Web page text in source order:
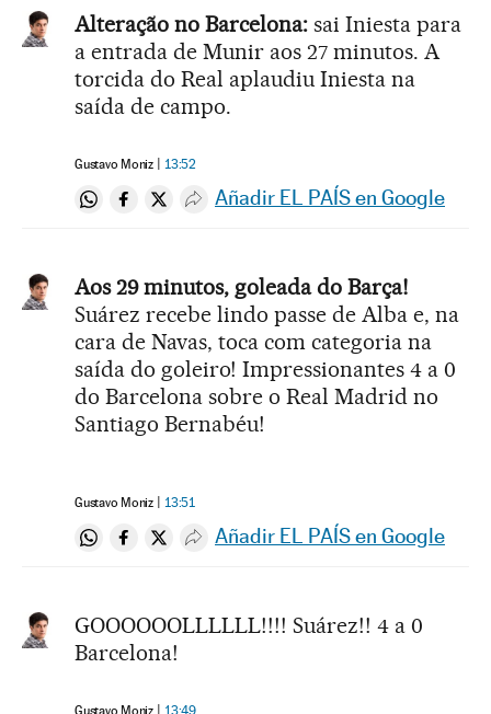
Alteração no Barcelona: sai Iniesta para
a entrada de Munir aos 27 minutos. A
torcida do Real aplaudiu Iniesta na
saída de campo.
Gustavo Moniz 13:52
Compartir en Whatsapp
Compartir en Facebook
Compartir en Twitter
Desplegar Redes Sociales
Añadir EL PAÍS en Google
Aos 29 minutos, goleada do Barça!
Suárez recebe lindo passe de Alba e, na
cara de Navas, toca com categoria na
saída do goleiro! Impressionantes 4 a 0
do Barcelona sobre o Real Madrid no
Santiago Bernabéu!
Gustavo Moniz 13:51
Compartir en Whatsapp
Compartir en Facebook
Compartir en Twitter
Desplegar Redes Sociales
Añadir EL PAÍS en Google
GOOOOOOLLLLLL!!!! Suárez!! 4 a 0
Barcelona!
Gustavo Moniz 13:49